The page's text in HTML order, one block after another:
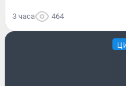
3 часа 464